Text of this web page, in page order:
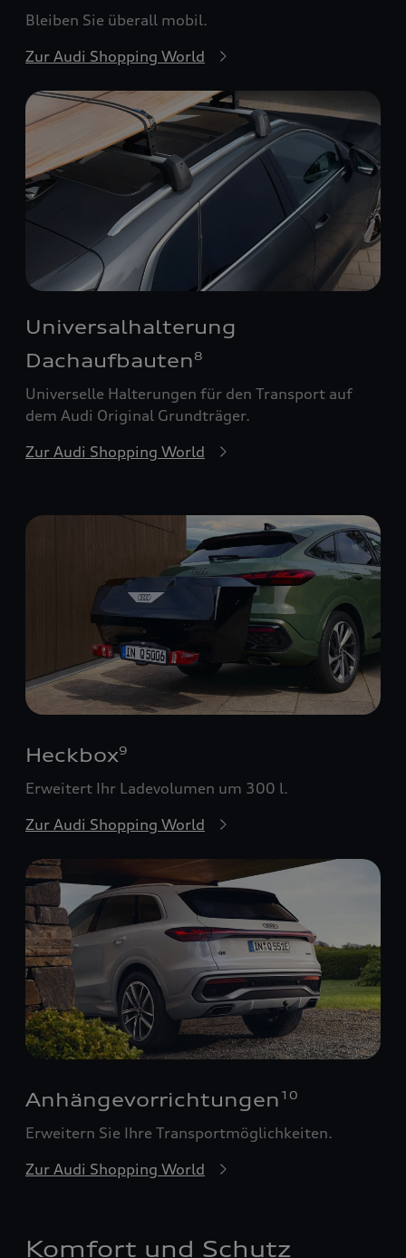
Bleiben Sie überall mobil.
Zur Audi Shopping World
Universalhalterung
Dachaufbauten8
Universelle Halterungen für den Transport auf
dem Audi Original Grundträger.
Zur Audi Shopping World
Heckbox9
Erweitert Ihr Ladevolumen um 300 l.
Zur Audi Shopping World
Anhängevorrichtungen 10
Erweitern Sie Ihre Transportmöglichkeiten.
Zur Audi Shopping World
Komfort und Schutz